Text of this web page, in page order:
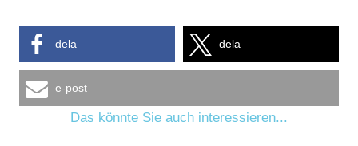
dela dela
e-post
Das könnte Sie auch interessieren...